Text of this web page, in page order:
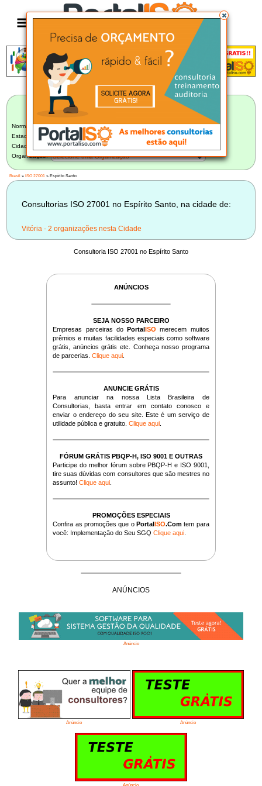
LISTA BRASILEIRA DE CONSULTORIAS
Norma:
ISO 27001
Estado:
Espírito Santo (2)
Cidade:
Selecione uma Cidade
Organização:
Selecione uma Organização
Brasil »ISO 27001 » Espírito Santo
Consultorias ISO 27001 no Espírito Santo, na cidade de:
Vitória - 2 organizações nesta Cidade
Consultoria ISO 27001 no Espírito Santo
ANÚNCIOS
SEJA NOSSO PARCEIRO
Empresas parceiras doPortalISO merecem muitos
prêmios e muitas facilidades especiais como software
grátis, anúncios grátis etc. Conheça nosso programa
de parcerias.Clique aqui
ANUNCIE GRÁTIS
Para anunciar na nossa Lista Brasileira de
Consultorias, basta entrar em contato conosco e
enviar o endereço do seu site. Este é um serviço de
utilidade pública e gratuito.Clique aqui
FÓRUM GRÁTIS PBQP-H, ISO 9001 E OUTRAS
Participe do melhor fórum sobre PBQP-H e ISO 9001,
tire suas dúvidas com consultores que são mestres no
assunto!Clique aqui
PROMOÇÕES ESPECIAIS
Confira as promoções que oPortalISO.Com tem para
você: Implementação do Seu SGQClique aqui
ANÚNCIOS
Anúncio
Anúncio Anúncio
Anúncio